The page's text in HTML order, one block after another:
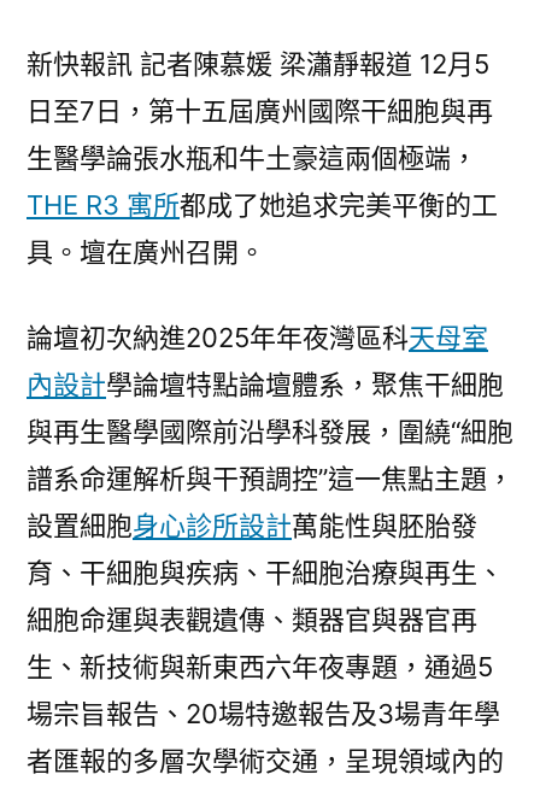
年
夜
科
學
研
意
診
所
設
計
施〉
新快報訊 記者陳慕媛 梁瀟靜報道 12月5
日至7日，第十五屆廣州國際干細胞與再
生醫學論張水瓶和牛土豪這兩個極端，
THE R3 寓所都成了她追求完美平衡的工
具。壇在廣州召開。
論壇初次納進2025年年夜灣區科天母室
內設計學論壇特點論壇體系，聚焦干細胞
與再生醫學國際前沿學科發展，圍繞“細胞
譜系命運解析與干預調控”這一焦點主題，
設置細胞身心診所設計萬能性與胚胎發
育、干細胞與疾病、干細胞治療與再生、
細胞命運與表觀遺傳、類器官與器官再
生、新技術與新東西六年夜專題，通過5
場宗旨報告、20場特邀報告及3場青年學
者匯報的多層次學術交通，呈現領域內的